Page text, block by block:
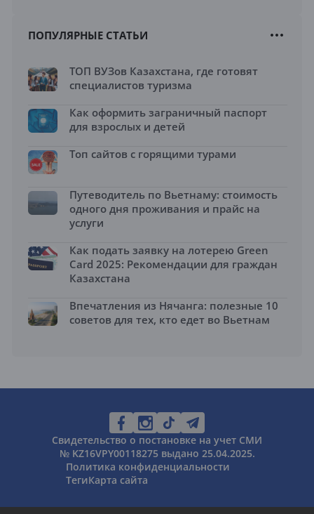
ПОПУЛЯРНЫЕ СТАТЬИ
ТОП ВУЗов Казахстана, где готовят
специалистов туризма
Как оформить заграничный паспорт
для взрослых и детей
Топ сайтов с горящими турами
Путеводитель по Вьетнаму: стоимость
одного дня проживания и прайс на
услуги
Как подать заявку на лотерею Green
Card 2025: Рекомендации для граждан
Казахстана
Впечатления из Нячанга: полезные 10
советов для тех, кто едет во Вьетнам
Свидетельство о постановке на учет СМИ
№ KZ16VPY00118275 выдано 25.04.2025.
Политика конфиденциальности
ТегиКарта сайта